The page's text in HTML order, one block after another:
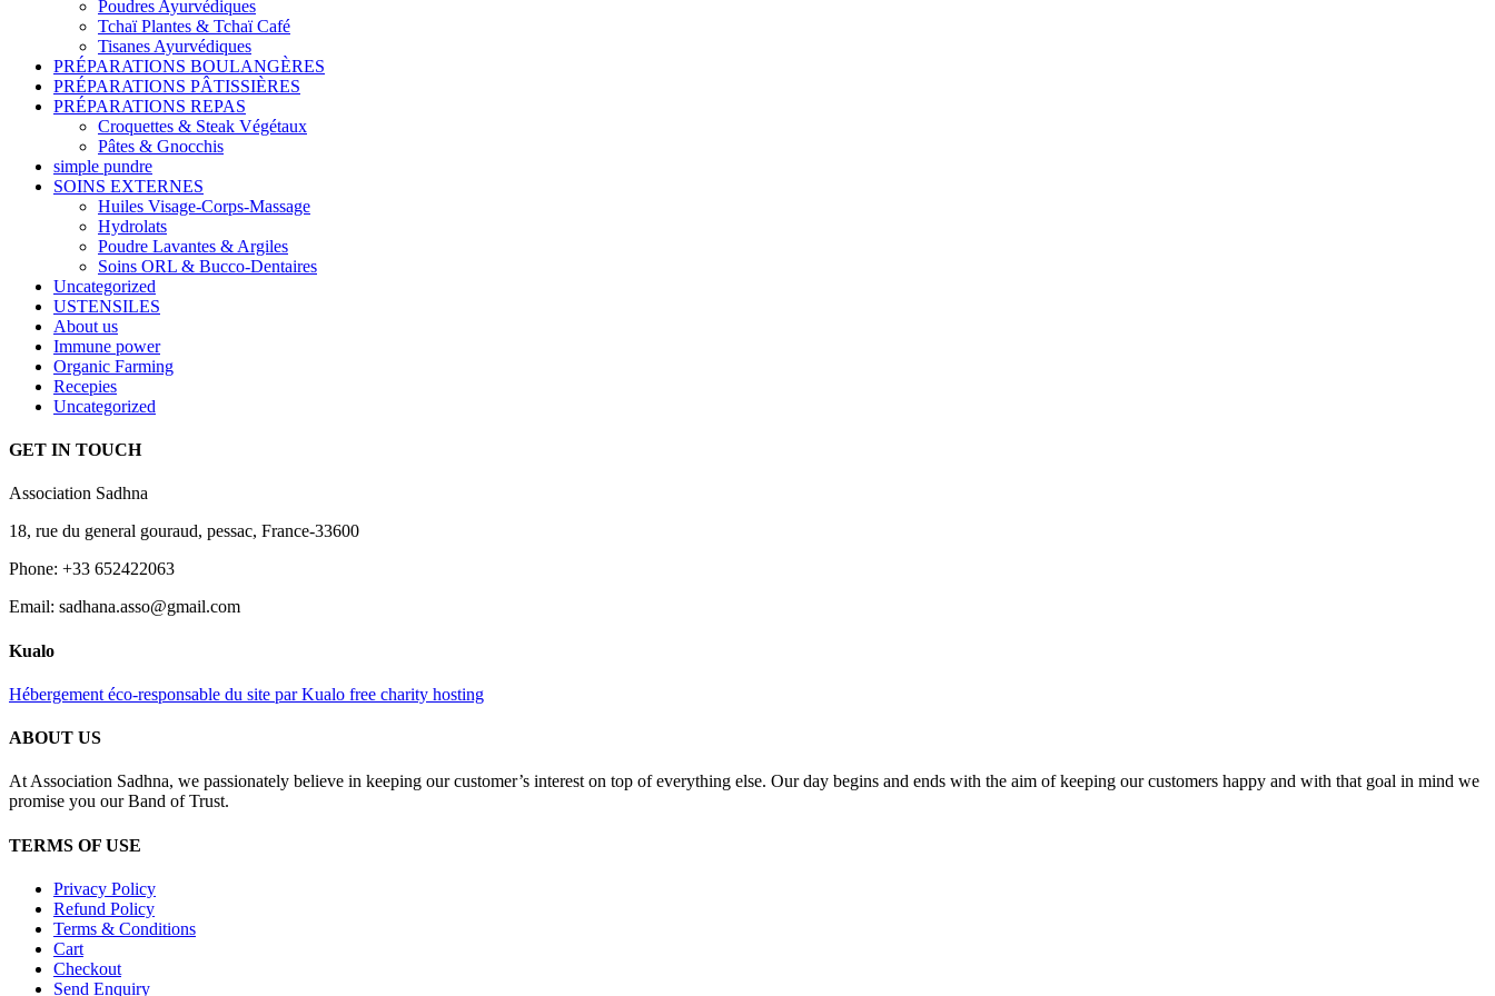
Poudres Ayurvédiques
Tchaï Plantes & Tchaï Café
Tisanes Ayurvédiques
PRÉPARATIONS BOULANGÈRES
PRÉPARATIONS PÂTISSIÈRES
PRÉPARATIONS REPAS
Croquettes & Steak Végétaux
Pâtes & Gnocchis
simple pundre
SOINS EXTERNES
Huiles Visage-Corps-Massage
Hydrolats
Poudre Lavantes & Argiles
Soins ORL & Bucco-Dentaires
Uncategorized
USTENSILES
About us
Immune power
Organic Farming
Recepies
Uncategorized
GET IN TOUCH
Association Sadhna
18, rue du general gouraud, pessac, France-33600
Phone: +33 652422063
Email: sadhana.asso@gmail.com
Kualo
Hébergement éco-responsable du site par Kualo free charity hosting
ABOUT US
At Association Sadhna, we passionately believe in keeping our customer’s interest on top of everything else. Our day begins and ends with the aim of keeping our customers happy and with that goal in mind we
promise you our Band of Trust.
TERMS OF USE
Privacy Policy
Refund Policy
Terms & Conditions
Cart
Checkout
Send Enquiry